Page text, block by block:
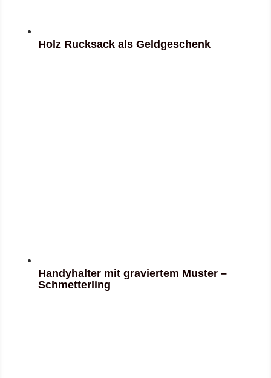
Holz Rucksack als Geldgeschenk
Handyhalter mit graviertem Muster –
Schmetterling